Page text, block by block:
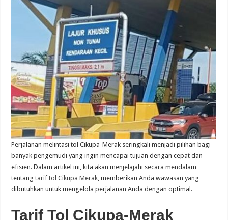
Perjalanan melintasi tol Cikupa-Merak seringkali menjadi pilihan bagi
banyak pengemudi yang ingin mencapai tujuan dengan cepat dan
efisien. Dalam artikel ini, kita akan menjelajahi secara mendalam
tentangtarif tol Cikupa Merak , memberikan Anda wawasan yang
dibutuhkan untuk mengelola perjalanan Anda dengan optimal.
Tarif Tol Cikupa-Merak